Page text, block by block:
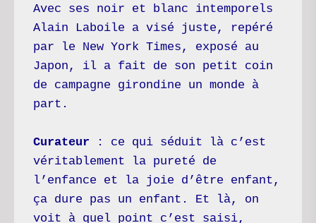
Avec ses noir et blanc intemporels
Alain Laboile a visé juste, repéré
par le New York Times, exposé au
Japon, il a fait de son petit coin
de campagne girondine un monde à
part.
Curateur
: ce qui séduit là c’est
véritablement la pureté de
l’enfance et la joie d’être enfant,
ça dure pas un enfant. Et là, on
voit à quel point c’est saisi,